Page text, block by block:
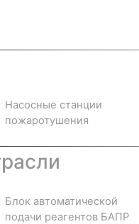
Насосные станции
пожаротушения
Блок автоматической
подачи реагентов БАПР